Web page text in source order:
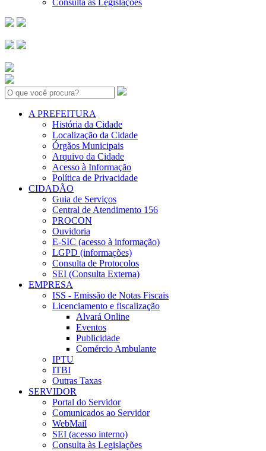
Consulta às Legislações
Search:
A PREFEITURA
História da Cidade
Localização da Cidade
Órgãos Municipais
Arquivo da Cidade
Acesso à Informação
Política de Privacidade
CIDADÃO
Guia de Serviços
Central de Atendimento 156
PROCON
Ouvidoria
E-SIC (acesso à informação)
LGPD (informações)
Consulta de Protocolos
SEI (Consulta Externa)
EMPRESA
ISS - Emissão de Notas Fiscais
Licenciamento e fiscalização
Alvará Online
Eventos
Publicidade
Comércio Ambulante
IPTU
ITBI
Outras Taxas
SERVIDOR
Portal do Servidor
Comunicados ao Servidor
WebMail
SEI (acesso interno)
Consulta às Legislações